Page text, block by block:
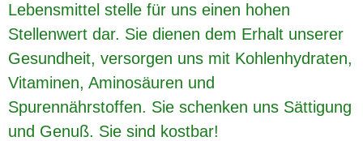
Lebensmittel stelle für uns einen hohen
Stellenwert dar. Sie dienen dem Erhalt unserer
Gesundheit, versorgen uns mit Kohlenhydraten,
Vitaminen, Aminosäuren und
Spurennährstoffen. Sie schenken uns Sättigung
und Genuß. Sie sind kostbar!